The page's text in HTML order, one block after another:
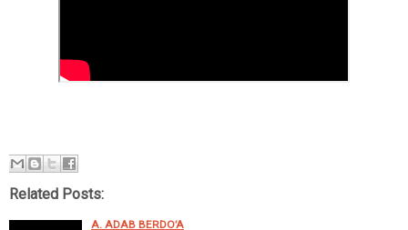
Related Posts:
A. ADAB BERDO’A